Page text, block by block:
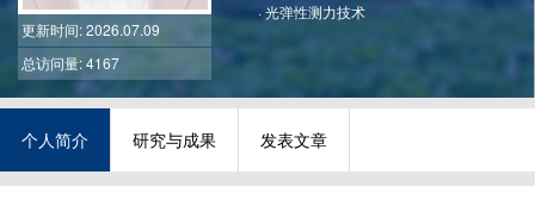
更新时间: 2026.07.09
总访问量: 4167
·光弹性测力技术
个人简介 研究与成果 发表文章